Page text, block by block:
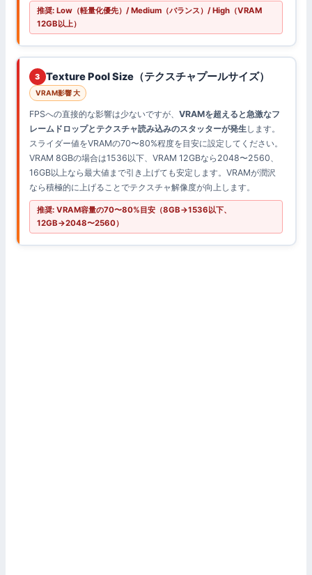
推奨: Low（軽量化優先）/ Medium（バランス）/ High（VRAM
12GB以上）
3 Texture Pool Size（テクスチャプールサイズ）
VRAM影響 大
FPSへの直接的な影響は少ないですが、 VRAMを超えると急激なフ
レームドロップとテクスチャ読み込みのスタッターが発生します。
スライダー値をVRAMの70〜80%程度を目安に設定してください。
VRAM 8GBの場合は1536以下、VRAM 12GBなら2048〜2560、
16GB以上なら最大値まで引き上げても安定します。VRAMが潤沢
なら積極的に上げることでテクスチャ解像度が向上します。
推奨: VRAM容量の70〜80%目安（8GB→1536以下、
12GB→2048〜2560）